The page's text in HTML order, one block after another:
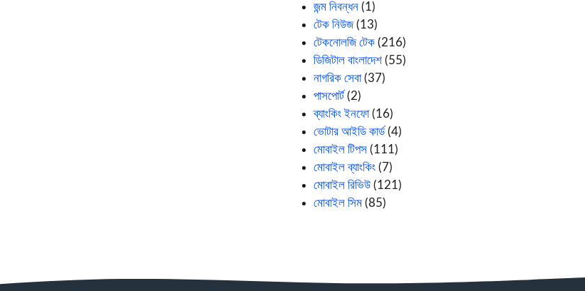
জন্ম নিবন্ধন (1)
টেক নিউজ(13)
টেকনোলজি টেক (216)
ডিজিটাল বাংলাদেশ (55)
নাগরিক সেবা(37)
পাসপোর্ট (2)
ব্যাংকিং ইনফো(16)
ভোটার আইডি কার্ড (4)
মোবাইল টিপস (111)
মোবাইল ব্যাংকিং (7)
মোবাইল রিভিউ (121)
মোবাইল সিম (85)